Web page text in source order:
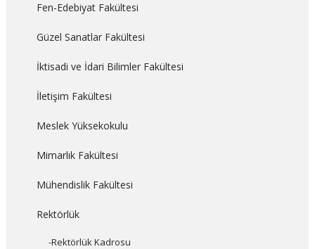
Fen-Edebiyat Fakültesi
Güzel Sanatlar Fakültesi
İktisadi ve İdari Bilimler Fakültesi
İletişim Fakültesi
Meslek Yüksekokulu
Mimarlık Fakültesi
Mühendislik Fakültesi
Rektörlük
-Rektörlük Kadrosu